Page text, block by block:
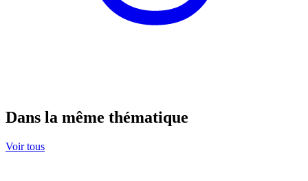
Dans la même thématique
Voir tous